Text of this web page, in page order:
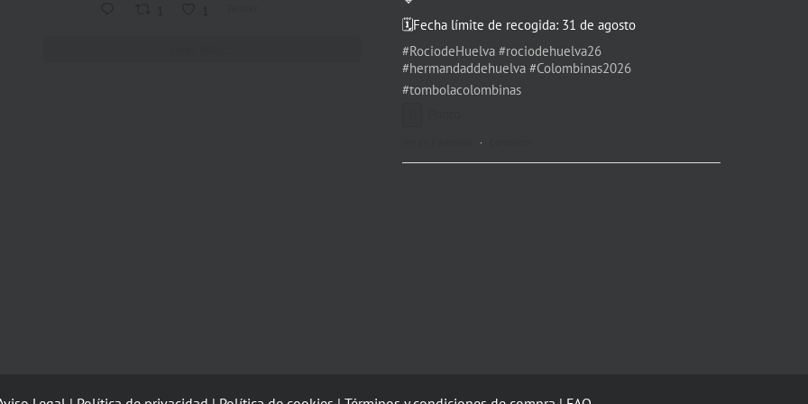
🗓️Fecha límite de recogida: 31 de agosto
#RociodeHuelva #rociodehuelva26
#hermandaddehuelva #Colombinas2026
#tombolacolombinas
·